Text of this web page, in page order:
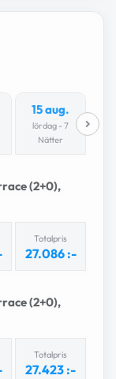
15 aug.
lördag - 7
Nätter
(2+0),
Totalpris
27.086 :-
(2+0),
Totalpris
27.423 :-